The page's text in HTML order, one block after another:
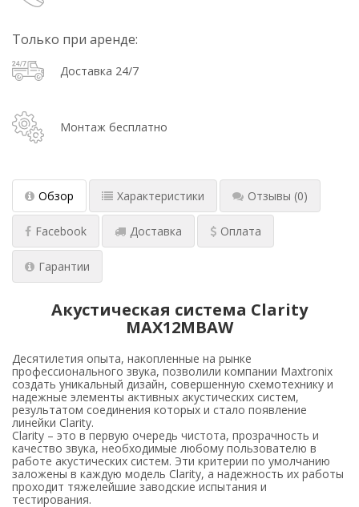
Только при аренде:
Доставка 24/7
Монтаж бесплатно
Обзор Характеристики Отзывы (0)
Facebook Доставка Оплата
Гарантии
Акустическая система Clarity
MAX12MBAW
Десятилетия опыта, накопленные на рынке
профессионального звука, позволили компании Maxtronix
создать уникальный дизайн, совершенную схемотехнику и
надежные элементы активных акустических систем,
результатом соединения которых и стало появление
линейки Clarity.
Clarity – это в первую очередь чистота, прозрачность и
качество звука, необходимые любому пользователю в
работе акустических систем. Эти критерии по умолчанию
заложены в каждую модель Clarity, а надежность их работы
проходит тяжелейшие заводские испытания и
тестирования.